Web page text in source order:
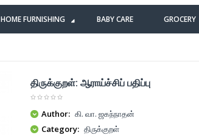
HOME FURNISHING BABY CARE GROCERY
திருக்குறள்: ஆராய்ச்சிப் பதிப்பு
Author: கி. வா. ஜகந்நாதன்
Category: திருக்குறள்